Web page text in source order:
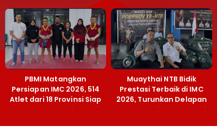
Terobosan Bangun
Grassroots
PBMI Matangkan
Persiapan IMC 2026, 514
Atlet dari 18 Provinsi Siap
Berlaga Besok di Bekasi
Muaythai NTB Bidik
Prestasi Terbaik di IMC
2026, Turunkan Delapan
Atlet ke Kejurnas Bekasi